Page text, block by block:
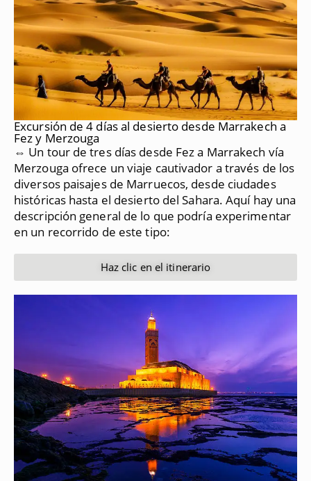
Excursión de 4 días al desierto desde Marrakech a
Fez y Merzouga
⇔ Un tour de tres días desde Fez a Marrakech vía
Merzouga ofrece un viaje cautivador a través de los
diversos paisajes de Marruecos, desde ciudades
históricas hasta el desierto del Sahara. Aquí hay una
descripción general de lo que podría experimentar
en un recorrido de este tipo:
Haz clic en el itinerario